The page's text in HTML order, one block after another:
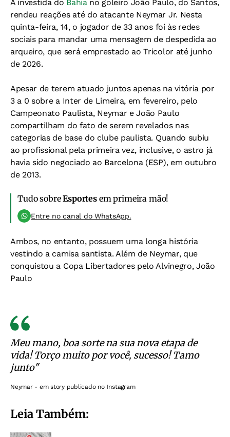
A investida do Bahia no goleiro João Paulo, do Santos,
rendeu reações até do atacante Neymar Jr. Nesta
quinta-feira, 14, o jogador de 33 anos foi às redes
sociais para mandar uma mensagem de despedida ao
arqueiro, que será emprestado ao Tricolor até junho
de 2026.
Apesar de terem atuado juntos apenas na vitória por
3 a 0 sobre a Inter de Limeira, em fevereiro, pelo
Campeonato Paulista, Neymar e João Paulo
compartilham do fato de serem revelados nas
categorias de base do clube paulista. Quando subiu
ao profissional pela primeira vez, inclusive, o astro já
havia sido negociado ao Barcelona (ESP), em outubro
de 2013.
Tudo sobreEsportesem primeira mão!
Entre no canal do WhatsApp.
Ambos, no entanto, possuem uma longa história
vestindo a camisa santista. Além de Neymar, que
conquistou a Copa Libertadores pelo Alvinegro, João
Paulo
Meu mano, boa sorte na sua nova etapa de
vida! Torço muito por você, sucesso! Tamo
junto"
Neymar - em story publicado no Instagram
Leia Também: